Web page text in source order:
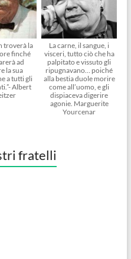
troverà la
finché
ad
la sua
a tutti gli
Albert
La carne, il sangue, i
visceri, tutto ciò che ha
palpitato e vissuto gli
ripugnavano… poiché
alla bestia duole morire
come all’uomo, e gli
dispiaceva digerire
agonie. Marguerite
Yourcenar
fratelli